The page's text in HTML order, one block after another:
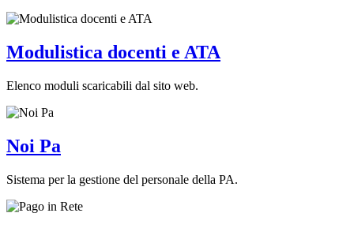
Modulistica docenti e ATA
Elenco moduli scaricabili dal sito web.
Noi Pa
Sistema per la gestione del personale della PA.